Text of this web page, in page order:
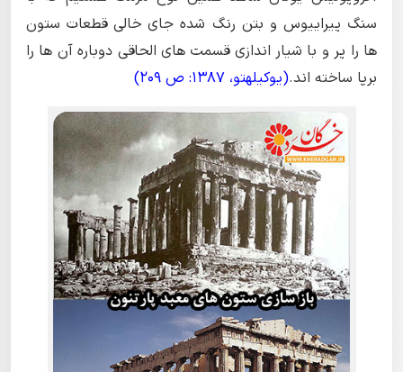
سنگ پیراییوس و بتن رنگ شده جای خالی قطعات ستون
ها را پر و با شیار اندازی قسمت های الحاقی دوباره آن ها را
برپا ساخته اند.(یوکیلهتو، 1387: ص 209)